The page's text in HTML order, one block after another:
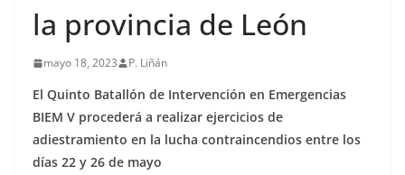
la provincia de León
mayo 18, 2023 P. Liñán
El Quinto Batallón de Intervención en Emergencias
BIEM V procederá a realizar ejercicios de
adiestramiento en la lucha contraincendios entre los
días 22 y 26 de mayo